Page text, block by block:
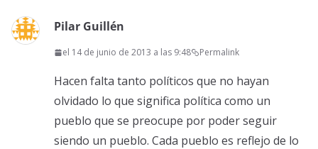
Pilar Guillén
el 14 de junio de 2013 a las 9:48 Permalink
Hacen falta tanto políticos que no hayan
olvidado lo que significa política como un
pueblo que se preocupe por poder seguir
siendo un pueblo. Cada pueblo es reflejo de lo